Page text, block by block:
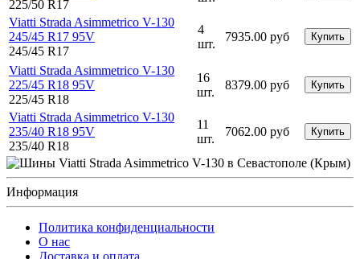
225/50 R17
Viatti Strada Asimmetrico V-130
245/45 R17 95V
245/45 R17
4
шт.
7935.00 руб Купить
Viatti Strada Asimmetrico V-130
225/45 R18 95V
225/45 R18
16
шт.
8379.00 руб Купить
Viatti Strada Asimmetrico V-130
235/40 R18 95V
235/40 R18
11
шт.
7062.00 руб Купить
Информация
Политика конфиденциальности
O нас
Доставка и оплата